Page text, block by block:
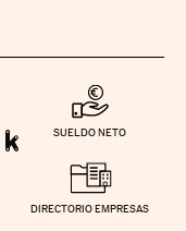
SUELDO NETO
DIRECTORIO EMPRESAS